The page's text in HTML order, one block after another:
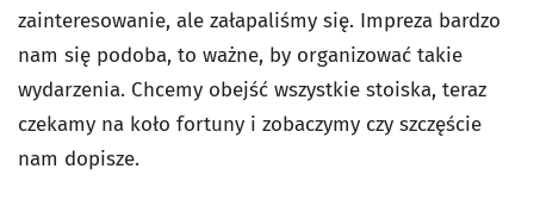
zainteresowanie, ale załapaliśmy się. Impreza bardzo
nam się podoba, to ważne, by organizować takie
wydarzenia. Chcemy obejść wszystkie stoiska, teraz
czekamy na koło fortuny i zobaczymy czy szczęście
nam dopisze.